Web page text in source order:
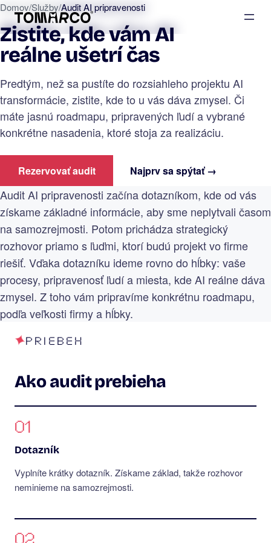
Domov/Služby/Audit AI pripravenosti
Zistite, kde vám AI
reálne ušetrí čas
Predtým, než sa pustíte do rozsiahleho projektu AI
transformácie, zistite, kde to u vás dáva zmysel. Či
máte jasnú roadmapu, pripravených ľudí a vybrané
konkrétne nasadenia, ktoré stoja za realizáciu.
Rezervovať audit Najprv sa spýtať →
Audit AI pripravenosti začína dotazníkom, kde od vás
získame základné informácie, aby sme neplytvali časom
na samozrejmosti. Potom prichádza strategický
rozhovor priamo s ľuďmi, ktorí budú projekt vo firme
riešiť. Vďaka dotazníku ideme rovno do hĺbky: vaše
procesy, pripravenosť ľudí a miesta, kde AI reálne dáva
zmysel. Z toho vám pripravíme konkrétnu roadmapu,
podľa veľkosti firmy a hĺbky.
PRIEBEH
Ako audit prebieha
01
Dotazník
Vyplníte krátky dotazník. Získame základ, takže rozhovor
neminieme na samozrejmosti.
02